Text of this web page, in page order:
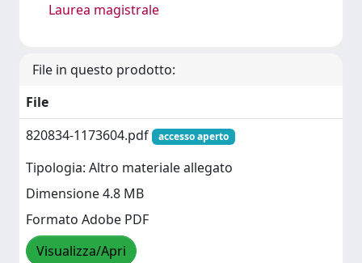
Laurea magistrale
File in questo prodotto:
File
820834-1173604.pdf
accesso aperto
Tipologia: Altro materiale allegato
Dimensione 4.8 MB
Formato Adobe PDF
Visualizza/Apri